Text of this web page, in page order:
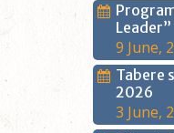
Leader”
9 June,
Tabere
2026
3 June,